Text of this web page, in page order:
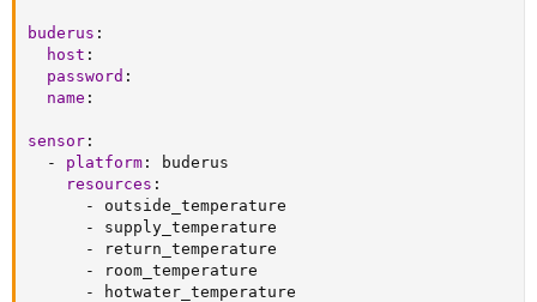
buderus :
host :
password :
name :
sensor :
-
platform :
buderus
resources :
-
outside_temperature
-
supply_temperature
-
return_temperature
-
room_temperature
-
hotwater_temperature